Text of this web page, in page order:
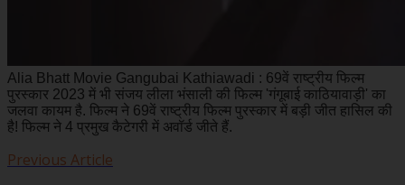
Alia Bhatt Movie Gangubai Kathiawadi : 69वें राष्ट्रीय फिल्म
पुरस्कार 2023 में भी संजय लीला भंसाली की फिल्म 'गंगूबाई काठियावाड़ी' का
जलवा कायम है. फिल्म ने 69वें राष्ट्रीय फिल्म पुरस्कार में बड़ी जीत हासिल की
है! फिल्म ने 4 प्रमुख कैटेगरी में अवॉर्ड जीते हैं.
Previous Article